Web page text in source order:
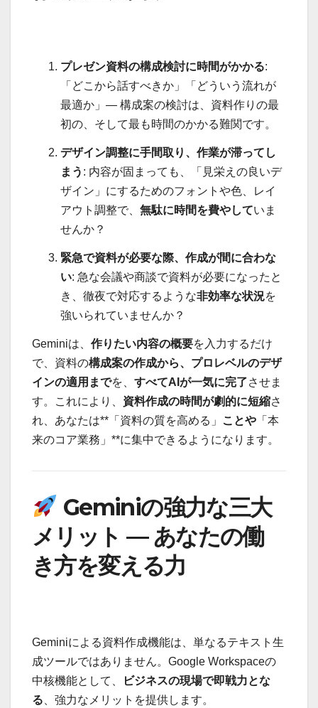
プレゼン資料の構成検討に時間がかかる:
「どこから話すべきか」「どういう流れが
最適か」— 構成案の検討は、資料作りの最
初の、そして最も時間のかかる難関です。
デザイン調整に手間取り、作業が滞ってし
まう : 内容が固まっても、「見栄えの良いデ
ザイン」にするためのフォントや色、レイ
アウト調整で、 無駄に時間を費やしていま
せんか？
緊急で資料が必要な際、作成が間に合わな
い: 急な会議や商談で資料が必要になったと
き、徹夜で対応するような非効率な状況を
強いられていませんか？
Geminiは、 作りたい内容の概要を入力するだけ
で、資料の構成案の作成から、プロレベルのデザ
インの適用までを、 すべてAIが一気に完了させま
す。これにより、 資料作成の時間が劇的に短縮さ
れ、あなたは**「資料の質を高める」
ことや 「本
来のコア業務」**に集中できるようになります。
Geminiの強力な三大
メリット — あなたの働
き方を変える力
Geminiによる資料作成機能は、単なるテキスト生
成ツールではありません。Google Workspaceの
中核機能として、
ビジネスの現場で即戦力とな
る、強力なメリットを提供します。